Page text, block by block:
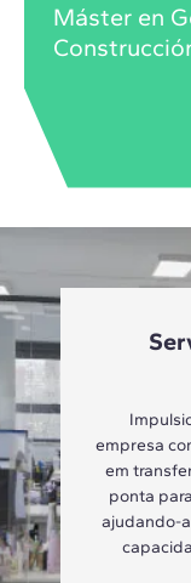
Máster en
empresa
em
ponta
ajudando-